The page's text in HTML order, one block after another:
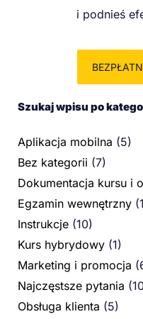
i podnieś
Szukaj wpisu po
Aplikacja mobilna (5)
Bez kategorii (7)
Dokumentacja kursu i
Egzamin wewnętrzny
Instrukcje (10)
Kurs hybrydowy (1)
Marketing i promocja
Najczęstsze pytania
Obsługa klienta (5)